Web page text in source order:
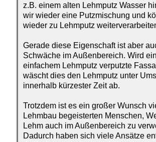
z.B. einem alten Lehmputz Wasser
wir wieder eine Putzmischung und
wieder zu Lehmputz
Gerade diese Eigenschaft ist aber
Schwäche im Außenbereich. Wird
einfachem Lehmputz verputzte
wäscht dies den Lehmputz unter
innerhalb kürzester Zeit ab.
Trotzdem ist es ein großer Wunsch
Lehmbau begeisterten Menschen,
Lehm auch im Außenbereich zu
Dadurch haben sich viele Ansätze